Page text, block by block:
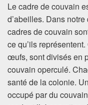
Le cadre de couvain
d’abeilles. Dans
cadres de couvain
ce qu’ils
œufs, sont divisés en
couvain operculé.
santé de la colonie.
occupé par du